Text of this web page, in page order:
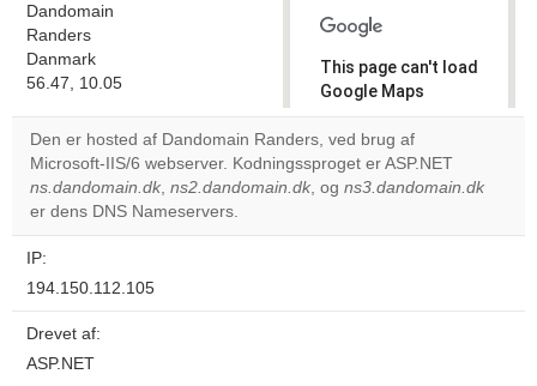
Dandomain
Randers
Danmark
56.47, 10.05
This page can't load
Google Maps
correctly.
Do you
own this
OK
Den er hosted af Dandomain Randers, ved brug af
Microsoft-IIS/6 webserver. Kodningssproget er ASP.NET
ns.dandomain.dk, ns2.dandomain.dk, og ns3.dandomain.dk
er dens DNS Nameservers.
IP:
194.150.112.105
Drevet af:
ASP.NET